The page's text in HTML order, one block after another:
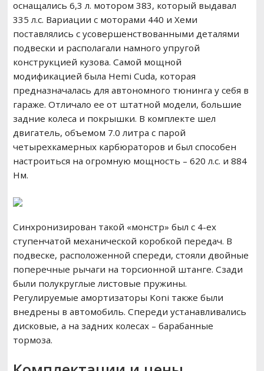
оснащались 6,3 л. мотором 383, который выдавал
335 л.с. Вариации с моторами 440 и Хеми
поставлялись с усовершенствованными деталями
подвески и располагали намного упругой
конструкцией кузова. Самой мощной
модификацией была Hemi Cuda, которая
предназначалась для автономного тюнинга у себя в
гараже. Отличало ее от штатной модели, большие
задние колеса и покрышки. В комплекте шел
двигатель, объемом 7.0 литра с парой
четырехкамерных карбюраторов и был способен
настроиться на огромную мощность – 620 л.с. и 884
Нм.
Синхронизирован такой «монстр» был с 4-ех
ступенчатой механической коробкой передач. В
подвеске, расположенной спереди, стояли двойные
поперечные рычаги на торсионной штанге. Сзади
были полукруглые листовые пружины.
Регулируемые амортизаторы Koni также были
внедрены в автомобиль. Спереди устанавливались
дисковые, а на задних колесах – барабанные
тормоза.